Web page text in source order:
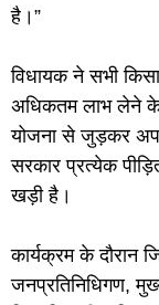
है।”
विधायक ने सभी
अधिकतम लाभ लेने के
योजना से जुड़कर
सरकार प्रत्येक
खड़ी है।
कार्यक्रम के दौरान
जनप्रतिनिधिगण,